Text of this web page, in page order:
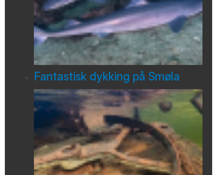
Fantastisk dykking på Smøla